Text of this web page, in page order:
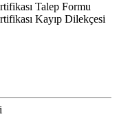
Talep Formu
Kayıp Dilekçesi